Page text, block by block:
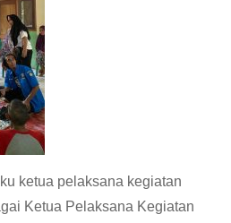
ketua pelaksana kegiatan
Ketua Pelaksana Kegiatan